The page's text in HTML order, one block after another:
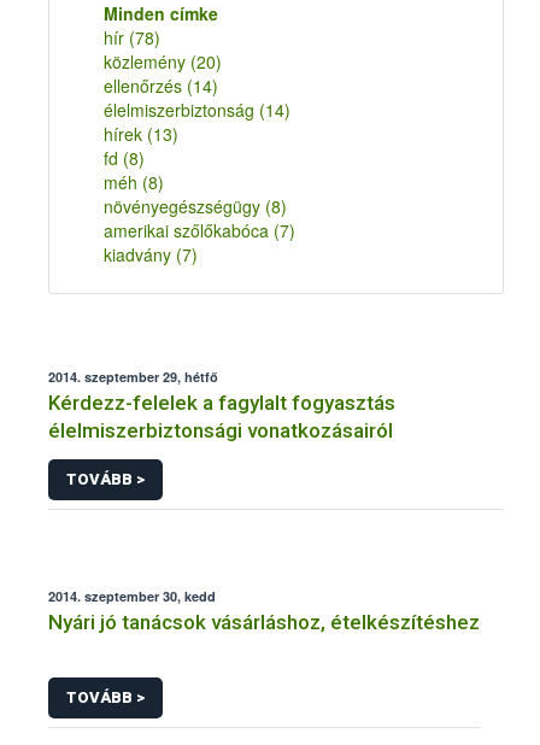
Minden címke
hír (78)
közlemény (20)
ellenőrzés (14)
élelmiszerbiztonság (14)
hírek (13)
fd (8)
méh (8)
növényegészségügy (8)
amerikai szőlőkabóca (7)
kiadvány (7)
2014. szeptember 29, hétfő
Kérdezz-felelek a fagylalt fogyasztás
élelmiszerbiztonsági vonatkozásairól
TOVÁBB >
2014. szeptember 30, kedd
Nyári jó tanácsok vásárláshoz, ételkészítéshez
TOVÁBB >